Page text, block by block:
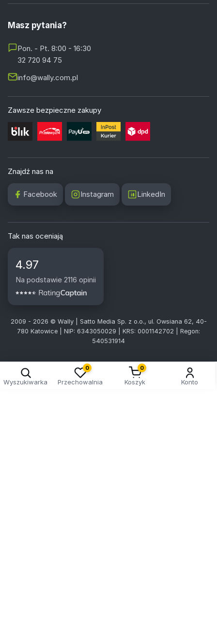
Masz pytania?
Pon. - Pt. 8:00 - 16:30
32 720 94 75
info@wally.com.pl
Zawsze bezpieczne zakupy
Znajdź nas na
Facebook Instagram LinkedIn
Tak nas oceniają
4.97
Na podstawie 2116 opinii
2009 - 2026 © Wally | Satto Media Sp. z o.o., ul. Owsiana 62, 40-
780 Katowice | NIP: 6343050029 | KRS: 0001142702 | Regon:
540531914
Wyszukiwarka
0
Przechowalnia
0
Koszyk Konto
Kreator doboru tablic